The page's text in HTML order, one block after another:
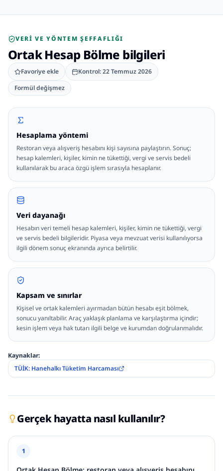
VERI VE YÖNTEM ŞEFFAFLIĞI
Ortak Hesap Bölme bilgileri
Favoriye ekle Kontrol:22 Temmuz 2026
Formül değişmez
Hesaplama yöntemi
Restoran veya alışveriş hesabını kişi sayısına paylaştırın. Sonuç;
hesap kalemleri, kişiler, kimin ne tükettiği, vergi ve servis bedeli
kullanılarak bu araca özgü işlem sırasıyla hesaplanır.
Veri dayanağı
Hesabın veri temeli hesap kalemleri, kişiler, kimin ne tükettiği, vergi
ve servis bedeli bilgileridir. Piyasa veya mevzuat verisi kullanılıyorsa
ilgili dönem sonuç ekranında ayrıca belirtilir.
Kapsam ve sınırlar
Kişisel ve ortak kalemleri ayırmadan bütün hesabı eşit bölmek,
sonucu yanıltabilir. Araç yaklaşık planlama ve karşılaştırma içindir;
kesin işlem veya hak tutarı ilgili belge ve kurumdan doğrulanmalıdır.
Kaynaklar:
TÜİK: Hanehalkı Tüketim Harcaması
Gerçek hayatta nasıl kullanılır?
1